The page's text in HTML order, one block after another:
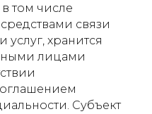
том числе
связи
хранится
лицами
Субъект